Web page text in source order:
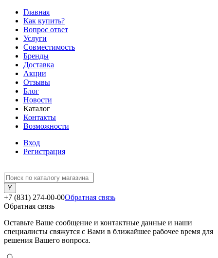
Главная
Как купить?
Вопрос ответ
Услуги
Совместимость
Бренды
Доставка
Акции
Отзывы
Блог
Новости
Каталог
Контакты
Возможности
Вход
Регистрация
+7 (831) 274-00-00Обратная связь
Обратная связь
Оставьте Ваше сообщение и контактные данные и наши
специалисты свяжутся с Вами в ближайшее рабочее время для
решения Вашего вопроса.